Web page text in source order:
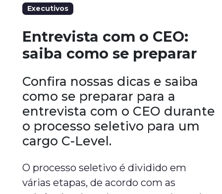
Executivos
Entrevista com o CEO:
saiba como se preparar
Confira nossas dicas e saiba
como se preparar para a
entrevista com o CEO durante
o processo seletivo para um
cargo C-Level.
O processo seletivo é dividido em
várias etapas, de acordo com as